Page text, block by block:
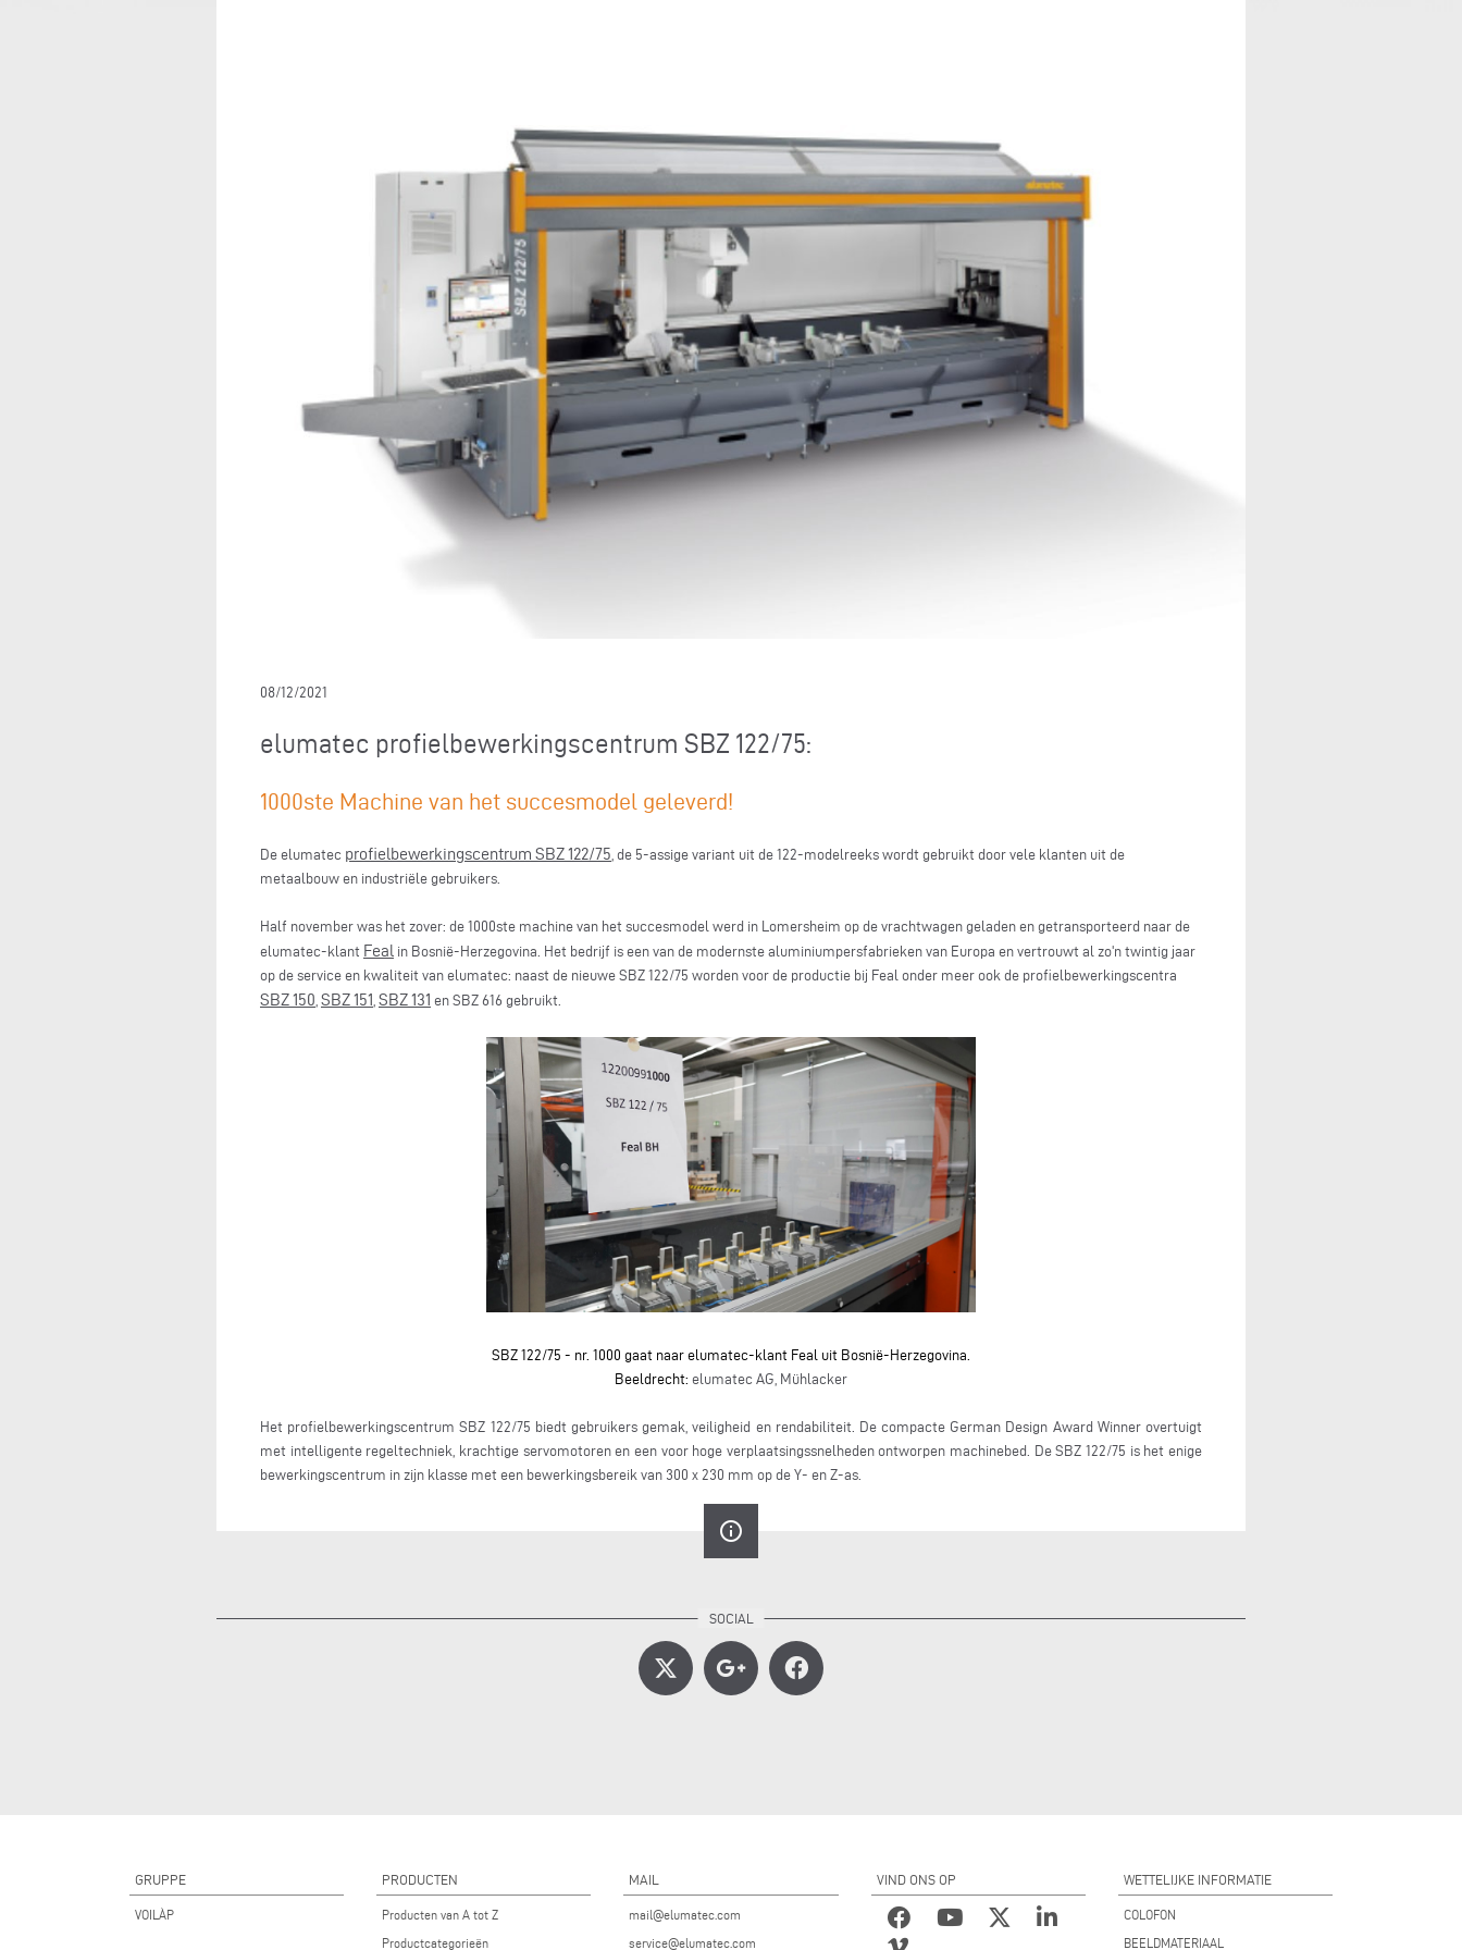
08/12/2021
elumatec profielbewerkingscentrum SBZ 122/75:
1000ste Machine van het succesmodel geleverd!
De elumatec profielbewerkingscentrum SBZ 122/75 , de 5-assige variant uit de 122-modelreeks wordt gebruikt door vele klanten uit de
metaalbouw en industriële gebruikers.
Half november was het zover: de 1000ste machine van het succesmodel werd in Lomersheim op de vrachtwagen geladen en getransporteerd naar de
elumatec-klant Feal in Bosnië-Herzegovina. Het bedrijf is een van de modernste aluminiumpersfabrieken van Europa en vertrouwt al zo'n twintig jaar
op de service en kwaliteit van elumatec: naast de nieuwe SBZ 122/75 worden voor de productie bij Feal onder meer ook de profielbewerkingscentra
SBZ 150 SBZ 151 SBZ 131 en SBZ 616 gebruikt.
SBZ 122/75 - nr. 1000 gaat naar elumatec-klant Feal uit Bosnië-Herzegovina.
Beeldrecht: elumatec AG, Mühlacker
Het profielbewerkingscentrum SBZ 122/75 biedt gebruikers gemak, veiligheid en rendabiliteit. De compacte German Design Award Winner overtuigt
met intelligente regeltechniek, krachtige servomotoren en een voor hoge verplaatsingssnelheden ontworpen machinebed. De SBZ 122/75 is het enige
bewerkingscentrum in zijn klasse met een bewerkingsbereik van 300 x 230 mm op de Y- en Z-as.
info_outline
GRUPPE
VOILÀP
PRODUCTEN
Producten van A tot Z
Productcategorieën
MAIL
mail@elumatec.com
service@elumatec.com
VIND ONS OP WETTELIJKE INFORMATIE
COLOFON
BEELDMATERIAAL